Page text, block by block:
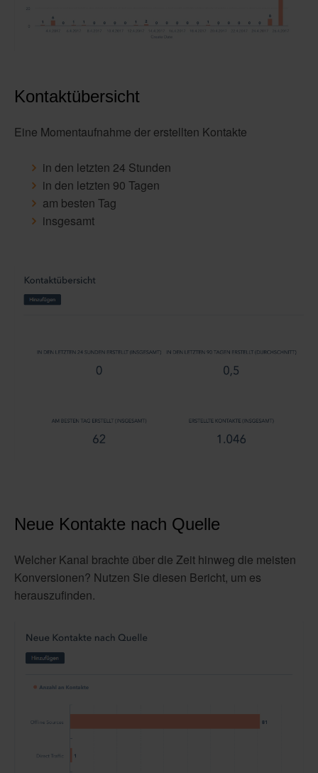
Kontaktübersicht
Eine Momentaufnahme der erstellten Kontakte
in den letzten 24 Stunden
in den letzten 90 Tagen
am besten Tag
insgesamt
Neue Kontakte nach Quelle
Welcher Kanal brachte über die Zeit hinweg die meisten
Konversionen? Nutzen Sie diesen Bericht, um es
herauszufinden.